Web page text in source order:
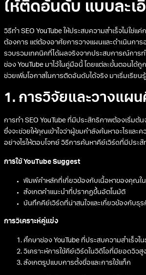
ให้ติดอันดับ แบบละเ
วิธีทำ SEO YouTube ให้ประสบความสำเร็จไม่ใช่แ
ต้องการ แต่ต้องอาศัยการวางแผนและดำเนินการอ
รวบรวมเทคนิคที่ได้ผลจริงจากประสบการณ์การท
ช่อง YouTube มาไว้ในคู่มือนี้ โดยแต่ละขั้นตอนได้
ช่วยเพิ่มโอกาสในการติดอันดับได้จริง มาเริ่มเรียน
1. การวิจัยและวางแผน
การทำ SEO YouTube ที่มีประสิทธิภาพต้องเริ่มต้
ซึ่งจะช่วยให้คุณเข้าใจว่าผู้ชมกำลังค้นหาอะไรและ
อย่างไรให้ตอบโจทย์ วิธีการค้นหาคีย์เวิร์ดที่มีประ
การใช้ YouTube Suggest
พิมพ์คำหลักที่เกี่ยวข้องกับเนื้อหาของคุณใ
สังเกตคำแนะนำที่ปรากฏขึ้นอัตโนมัติ
บันทึกคีย์เวิร์ดที่น่าสนใจและเกี่ยวข้องกับธุร
การวิเคราะห์คู่แข่ง
ศึกษาช่อง YouTube ที่ประสบความสำเร็จใ
วิเคราะห์การใช้คีย์เวิร์ดในวิดีโอที่มียอดวิวสู
สังเกตรูปแบบการตั้งชื่อและการใช้แท็ก